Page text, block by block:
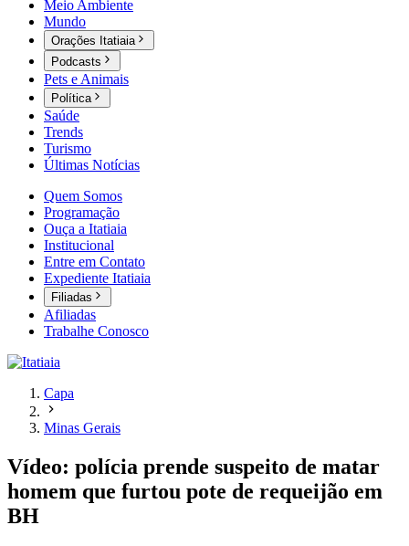
Meio Ambiente
Mundo
Orações Itatiaia
Podcasts
Pets e Animais
Política
Saúde
Trends
Turismo
Últimas Notícias
Quem Somos
Programação
Ouça a Itatiaia
Institucional
Entre em Contato
Expediente Itatiaia
Filiadas
Afiliadas
Trabalhe Conosco
Capa
Minas Gerais
Vídeo: polícia prende suspeito de matar
homem que furtou pote de requeijão em
BH